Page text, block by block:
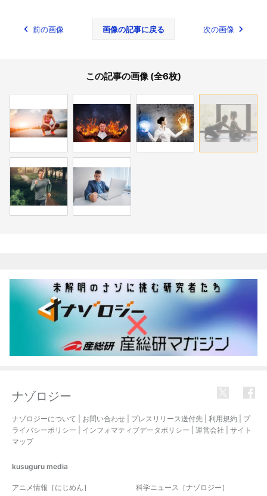
前の画像 画像の記事に戻る 次の画像
この記事の画像 (全6枚)
ナゾロジー
ナゾロジーについて お問い合わせ プレスリリース送付先 利用規約
プ
ライバシーポリシー
インフォマティブデータポリシー 運営会社
サイト
マップ
kusuguru media
アニメ情報［にじめん］ 科学ニュース［ナゾロジー］